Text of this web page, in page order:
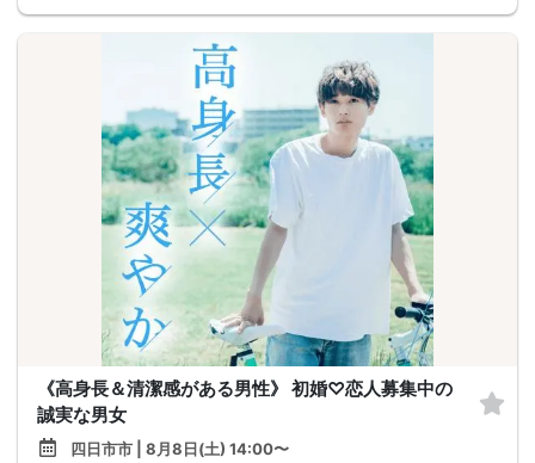
《高身長＆清潔感がある男性》 初婚♡恋人募集中の
誠実な男女
四日市市 | 8月8日(土) 14:00〜